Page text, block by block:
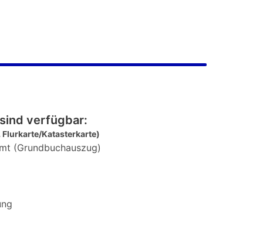
verfügbar:
Flurkarte/Katasterkarte)
(Grundbuchauszug)